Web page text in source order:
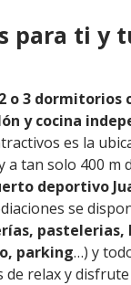
para ti y
o 3 dormitorios
y cocina
es la
a tan solo 400 m
deportivo
se
pastelerias,
parking…) y
de relax y